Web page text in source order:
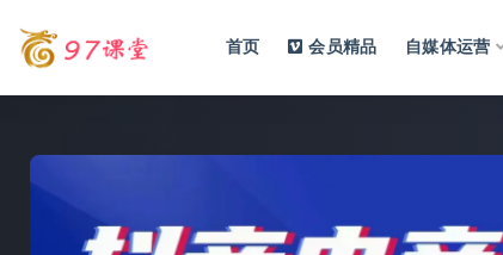
首页 会员精品 自媒体运营